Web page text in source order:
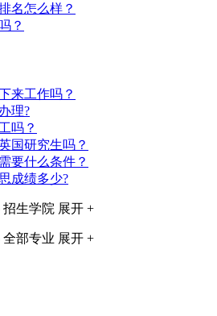
名怎么样？
？
来工作吗？
理?
吗？
国研究生吗？
要什么条件？
成绩多少?
招生学院 展开 +
全部专业 展开 +